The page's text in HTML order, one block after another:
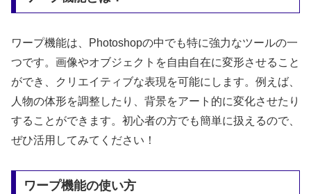
ワープ機能は、Photoshopの中でも特に強力なツールの一
つです。画像やオブジェクトを自由自在に変形させること
ができ、クリエイティブな表現を可能にします。例えば、
人物の体形を調整したり、背景をアート的に変化させたり
することができます。初心者の方でも簡単に扱えるので、
ぜひ活用してみてください！
ワープ機能の使い方